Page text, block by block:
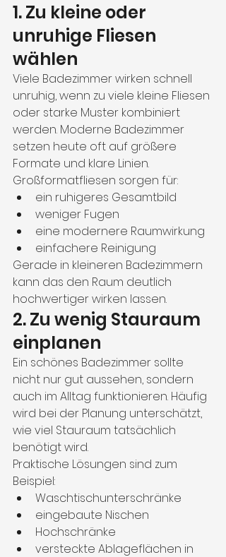
1. Zu kleine oder
unruhige Fliesen
wählen
Viele Badezimmer wirken schnell
unruhig, wenn zu viele kleine Fliesen
oder starke Muster kombiniert
werden. Moderne Badezimmer
setzen heute oft auf größere
Formate und klare Linien.
Großformatfliesen sorgen für:
ein ruhigeres Gesamtbild
weniger Fugen
eine modernere Raumwirkung
einfachere Reinigung
Gerade in kleineren Badezimmern
kann das den Raum deutlich
hochwertiger wirken lassen.
2. Zu wenig Stauraum
einplanen
Ein schönes Badezimmer sollte
nicht nur gut aussehen, sondern
auch im Alltag funktionieren. Häufig
wird bei der Planung unterschätzt,
wie viel Stauraum tatsächlich
benötigt wird.
Praktische Lösungen sind zum
Beispiel:
Waschtischunterschränke
eingebaute Nischen
Hochschränke
versteckte Ablageflächen in